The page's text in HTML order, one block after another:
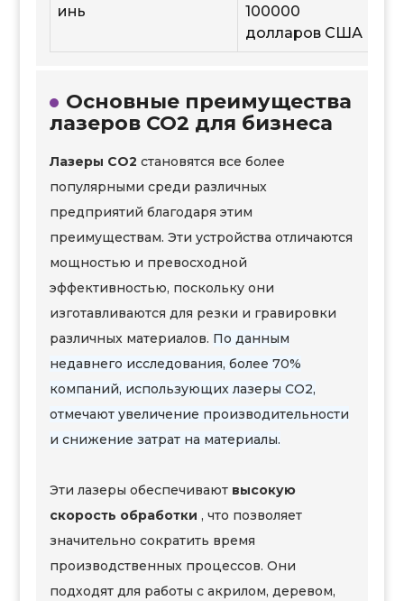
инь
100000
долларов США
Основные преимущества
лазеров CO2 для бизнеса
Лазеры CO2 становятся все более
популярными среди различных
предприятий благодаря этим
преимуществам. Эти устройства отличаются
мощностью и превосходной
эффективностью, поскольку они
изготавливаются для резки и гравировки
различных материалов. По данным
недавнего исследования, более 70%
компаний, использующих лазеры CO2,
отмечают увеличение производительности
и снижение затрат на материалы.
Эти лазеры обеспечивают высокую
скорость обработки , что позволяет
значительно сократить время
производственных процессов. Они
подходят для работы с акрилом, деревом,